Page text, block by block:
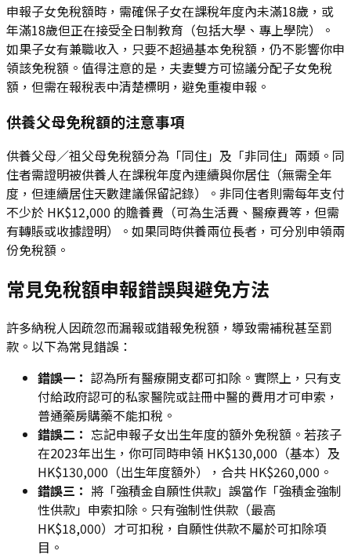
申報子女免稅額時，需確保子女在課稅年度內未滿18歲，或
年滿18歲但正在接受全日制教育（包括大學、專上學院）。
如果子女有兼職收入，只要不超過基本免稅額，仍不影響你申
領該免稅額。值得注意的是，夫妻雙方可協議分配子女免稅
額，但需在報稅表中清楚標明，避免重複申報。
供養父母免稅額的注意事項
供養父母／祖父母免稅額分為「同住」及「非同住」兩類。同
住者需證明被供養人在課稅年度內連續與你居住（無需全年
度，但連續居住天數建議保留記錄）。非同住者則需每年支付
不少於 HK$12,000 的贍養費（可為生活費、醫療費等，但需
有轉賬或收據證明）。如果同時供養兩位長者，可分別申領兩
份免稅額。
常見免稅額申報錯誤與避免方法
許多納稅人因疏忽而漏報或錯報免稅額，導致需補稅甚至罰
款。以下為常見錯誤：
錯誤一： 認為所有醫療開支都可扣除。實際上，只有支
付給政府認可的私家醫院或註冊中醫的費用才可申索，
普通藥房購藥不能扣稅。
錯誤二： 忘記申報子女出生年度的額外免稅額。若孩子
在2023年出生，你可同時申領 HK$130,000（基本）及
HK$130,000（出生年度額外），合共 HK$260,000。
錯誤三： 將「強積金自願性供款」誤當作「強積金強制
性供款」申索扣除。只有強制性供款（最高
HK$18,000）才可扣稅，自願性供款不屬於可扣除項
目。